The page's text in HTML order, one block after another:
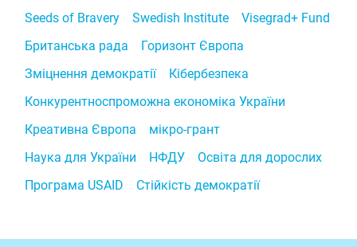
Seeds of Bravery
Swedish Institute
Visegrad+ Fund
Британська рада
Горизонт Європа
Зміцнення демократії
Кібербезпека
Конкурентноспроможна економіка України
Креативна Європа
мікро-грант
Наука для України
НФДУ
Освіта для дорослих
Програма USAID
Стійкість демократії